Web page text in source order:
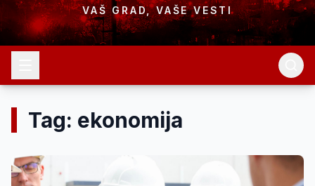
VAŠ GRAD, VAŠE VESTI
Tag: ekonomija